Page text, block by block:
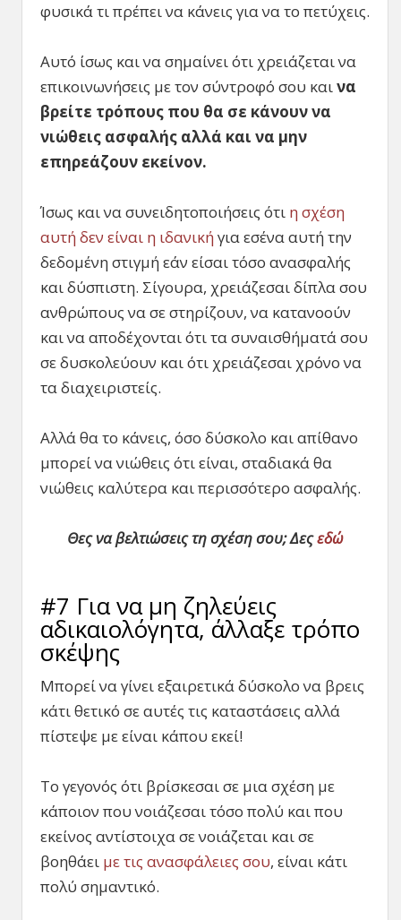
φυσικά τι πρέπει να κάνεις για να το πετύχεις.
Αυτό ίσως και να σημαίνει ότι χρειάζεται να
επικοινωνήσεις με τον σύντροφό σου καινα
βρείτε τρόπους που θα σε κάνουν να
νιώθεις ασφαλής αλλά και να μην
επηρεάζουν εκείνον.
Ίσως και να συνειδητοποιήσεις ότι η σχέση
αυτή δεν είναι η ιδανική για εσένα αυτή την
δεδομένη στιγμή εάν είσαι τόσο ανασφαλής
και δύσπιστη. Σίγουρα, χρειάζεσαι δίπλα σου
ανθρώπους να σε στηρίζουν, να κατανοούν
και να αποδέχονται ότι τα συναισθήματά σου
σε δυσκολεύουν και ότι χρειάζεσαι χρόνο να
τα διαχειριστείς.
Αλλά θα το κάνεις, όσο δύσκολο και απίθανο
μπορεί να νιώθεις ότι είναι, σταδιακά θα
νιώθεις καλύτερα και περισσότερο ασφαλής.
Θες να βελτιώσεις τη σχέση σου; Δεςεδώ
#7 Για να μη ζηλεύεις
αδικαιολόγητα, άλλαξε τρόπο
σκέψης
Μπορεί να γίνει εξαιρετικά δύσκολο να βρεις
κάτι θετικό σε αυτές τις καταστάσεις αλλά
πίστεψε με είναι κάπου εκεί!
Το γεγονός ότι βρίσκεσαι σε μια σχέση με
κάποιον που νοιάζεσαι τόσο πολύ και που
εκείνος αντίστοιχα σε νοιάζεται και σε
βοηθάει με τις ανασφάλειες σου, είναι κάτι
πολύ σημαντικό.